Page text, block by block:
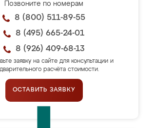
Позвоните по номерам
8 (800) 511-89-55
8 (495) 665-24-01
8 (926) 409-68-13
заявку на сайте для консультации и
расчёта стоимости.
ОСТАВИТЬ ЗАЯВКУ